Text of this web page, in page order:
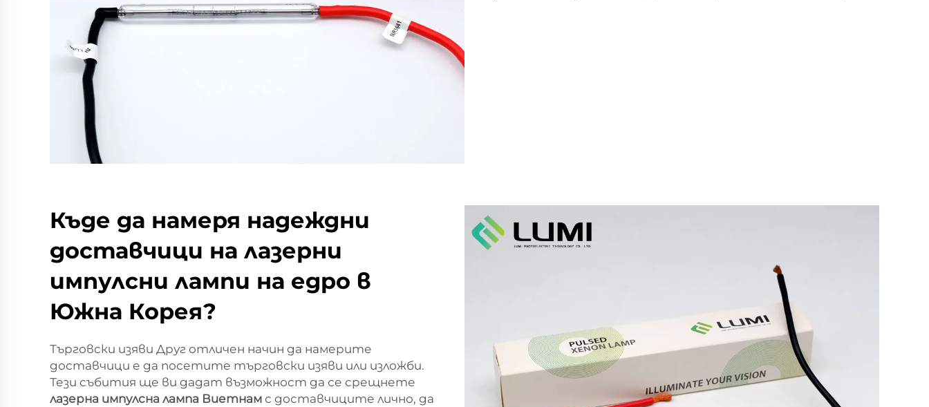
Къде да намеря надеждни
доставчици на лазерни
импулсни лампи на едро в
Южна Корея?
Търговски изяви Друг отличен начин да намерите
доставчици е да посетите търговски изяви или изложби.
Тези събития ще ви дадат възможност да се срещнете
лазерна импулсна лампа Виетнам с доставчиците лично, да